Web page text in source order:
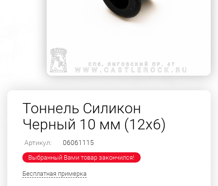
Тоннель Силикон
Черный 10 мм (12х6)
Артикул: 06061115
Выбранный Вами товар закончился!
Бесплатная примерка